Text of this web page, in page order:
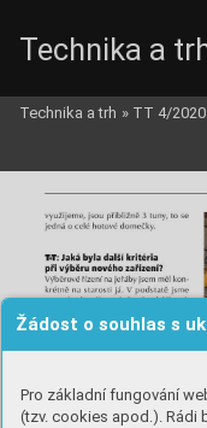
Žádost o souhlas s
Pro základní fungování
(tzv. cookies apod.). Rádi
Technika a
Technika a trh » TT 4/2020